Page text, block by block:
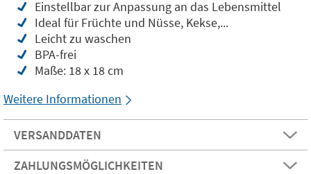
Einstellbar zur Anpassung an das Lebensmittel
Ideal für Früchte und Nüsse, Kekse,...
Leicht zu waschen
BPA-frei
Maße: 18 x 18 cm
Weitere Informationen
VERSANDDATEN
ZAHLUNGSMÖGLICHKEITEN